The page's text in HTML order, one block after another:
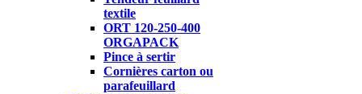
textile
ORT 120-250-400
ORGAPACK
Pince à sertir
Cornières carton ou
parafeuillard